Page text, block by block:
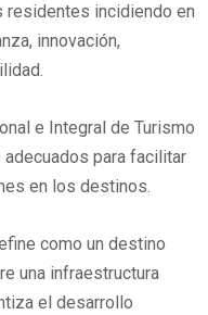
residentes incidiendo en
innovación,
e Integral de Turismo
para facilitar
en los destinos.
como un destino
una infraestructura
el desarrollo